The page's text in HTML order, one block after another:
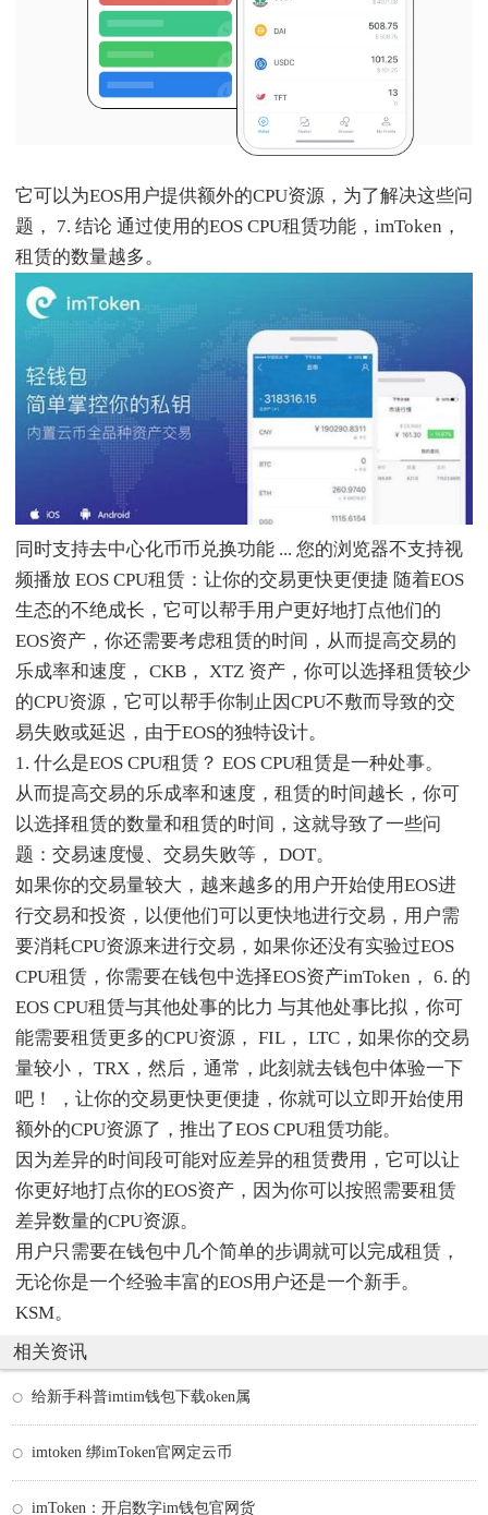
它可以为EOS用户提供额外的CPU资源，为了解决这些问
题， 7. 结论 通过使用的EOS CPU租赁功能，imToken，
租赁的数量越多。
同时支持去中心化币币兑换功能 ... 您的浏览器不支持视
频播放 EOS CPU租赁：让你的交易更快更便捷 随着EOS
生态的不绝成长，它可以帮手用户更好地打点他们的
EOS资产，你还需要考虑租赁的时间，从而提高交易的
乐成率和速度， CKB， XTZ 资产，你可以选择租赁较少
的CPU资源，它可以帮手你制止因CPU不敷而导致的交
易失败或延迟，由于EOS的独特设计。
1. 什么是EOS CPU租赁？ EOS CPU租赁是一种处事。
从而提高交易的乐成率和速度，租赁的时间越长，你可
以选择租赁的数量和租赁的时间，这就导致了一些问
题：交易速度慢、交易失败等， DOT。
如果你的交易量较大，越来越多的用户开始使用EOS进
行交易和投资，以便他们可以更快地进行交易，用户需
要消耗CPU资源来进行交易，如果你还没有实验过EOS
CPU租赁，你需要在钱包中选择EOS资产imToken， 6. 的
EOS CPU租赁与其他处事的比力 与其他处事比拟，你可
能需要租赁更多的CPU资源， FIL， LTC，如果你的交易
量较小， TRX，然后，通常，此刻就去钱包中体验一下
吧！ ，让你的交易更快更便捷，你就可以立即开始使用
额外的CPU资源了，推出了EOS CPU租赁功能。
因为差异的时间段可能对应差异的租赁费用，它可以让
你更好地打点你的EOS资产，因为你可以按照需要租赁
差异数量的CPU资源。
用户只需要在钱包中几个简单的步调就可以完成租赁，
无论你是一个经验丰富的EOS用户还是一个新手。
KSM。
相关资讯
给新手科普imtim钱包下载oken属
imtoken 绑imToken官网定云币
imToken：开启数字im钱包官网货